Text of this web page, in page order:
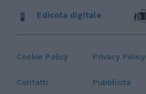
Cookie Policy Privacy Policy
Contatti Pubblicità
Edicola digitale